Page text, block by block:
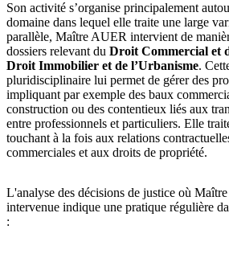
Son activité s’organise principalement
domaine dans lequel elle traite une large
parallèle, Maître AUER intervient de
dossiers relevant du Droit Commercial et
Droit Immobilier et de l’Urbanisme.
pluridisciplinaire lui permet de gérer des
impliquant par exemple des baux
construction ou des contentieux liés aux
entre professionnels et particuliers. Elle
touchant à la fois aux relations
commerciales et aux droits de propriété.
L'analyse des décisions de justice où
intervenue indique une pratique régulière
: